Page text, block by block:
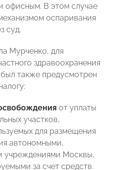
офисным. В этом случае
оспаривания
суд.
Мурченко, для
здравоохранения
также предусмотрен
от уплаты
участков,
для размещения
автономными,
учреждениями Москвы,
за счет средств